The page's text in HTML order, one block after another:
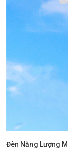
Đèn Năng Lượng